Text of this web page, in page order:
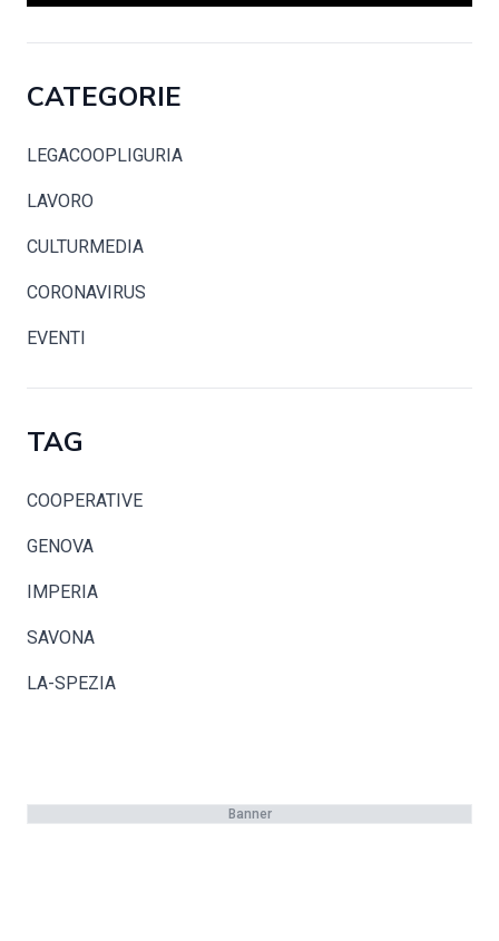
CATEGORIE
LEGACOOPLIGURIA
LAVORO
CULTURMEDIA
CORONAVIRUS
EVENTI
TAG
COOPERATIVE
GENOVA
IMPERIA
SAVONA
LA-SPEZIA
Banner